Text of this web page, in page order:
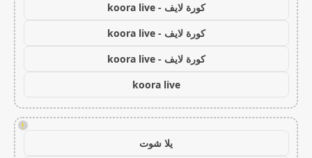
كورة لايف - koora live
كورة لايف - koora live
كورة لايف - koora live
koora live
!
يلا شوت